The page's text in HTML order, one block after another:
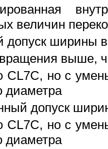
величин
ширины
вращения выше,
CL7C, но с
диаметра
допуск
CL7C, но с
диаметра